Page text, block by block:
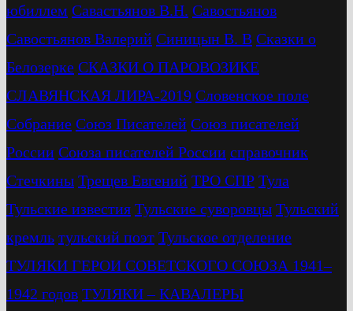
юбиллем Савастьянов В.Н. Савостьянов
Савостьянов Валерий Синицын В. В Сказки о
Белозерке СКАЗКИ О ПАРОВОЗИКЕ
СЛАВЯНСКАЯ ЛИРА-2019 Словенское поле
Собрание Союз Писателей Союз писателей
России Союза писателей России справочник
Стечкины Трещев Евгений ТРО СПР Тула
Тульские известия Тульские суворовцы Тульский
кремль тульский поэт Тульское отделение
ТУЛЯКИ ГЕРОИ СОВЕТСКОГО СОЮЗА 1941–
1942 годов ТУЛЯКИ – КАВАЛЕРЫ